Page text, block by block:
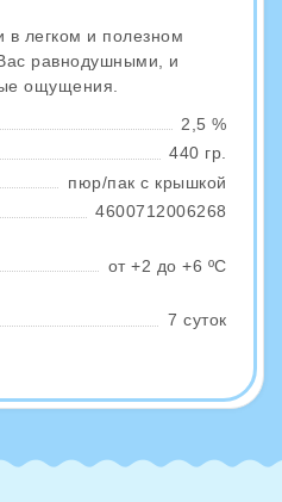
в легком и полезном
равнодушными, и
ощущения.
2,5 %
440 гр.
пюр/пак с крышкой
4600712006268
от +2 до +6 ºС
7 суток